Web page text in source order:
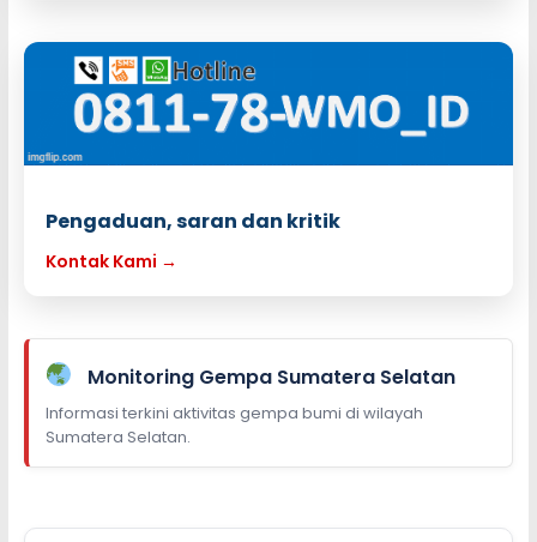
Pengaduan, saran dan kritik
Kontak Kami →
Monitoring Gempa Sumatera Selatan
Informasi terkini aktivitas gempa bumi di wilayah
Sumatera Selatan.